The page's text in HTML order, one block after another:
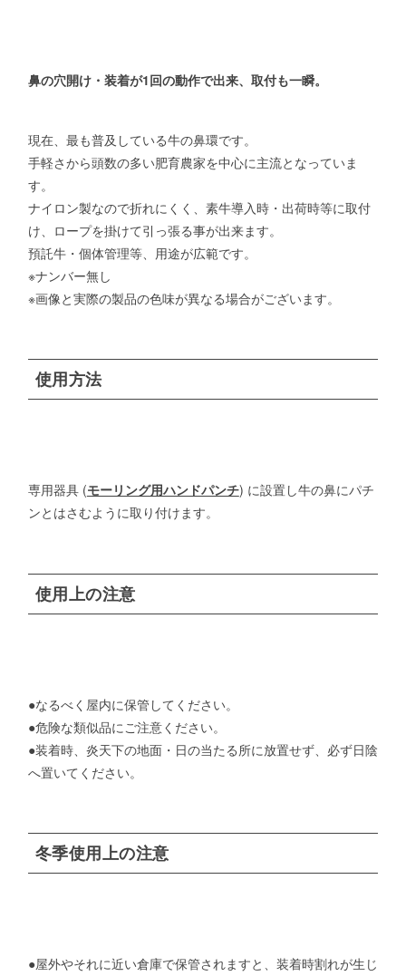
鼻の穴開け・装着が1回の動作で出来、取付も一瞬。
現在、最も普及している牛の鼻環です。
手軽さから頭数の多い肥育農家を中心に主流となっていま
す。
ナイロン製なので折れにくく、素牛導入時・出荷時等に取付
け、ロープを掛けて引っ張る事が出来ます。
預託牛・個体管理等、用途が広範です。
※ナンバー無し
※画像と実際の製品の色味が異なる場合がございます。
使用方法
専用器具 (モーリング用ハンドパンチ) に設置し牛の鼻にパチ
ンとはさむように取り付けます。
使用上の注意
●なるべく屋内に保管してください。
●危険な類似品にご注意ください。
●装着時、炎天下の地面・日の当たる所に放置せず、必ず日陰
へ置いてください。
冬季使用上の注意
●屋外やそれに近い倉庫で保管されますと、装着時割れが生じ